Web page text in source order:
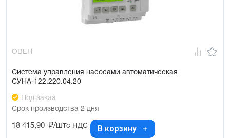
ОВЕН
Система управления насосами автоматическая
СУНА-122.220.04.20
Под заказ
Срок производства 2 дня
18 415,90 ₽/штс НДС В корзину